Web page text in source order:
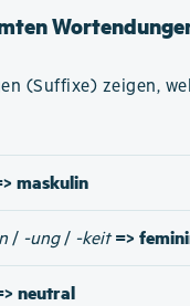
(Suffixe) zeigen,
maskulin
/ -ung/ -keit =>
neutral